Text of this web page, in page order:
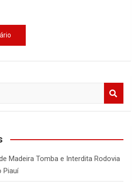
Madeira Tomba e Interdita Rodovia
Piauí